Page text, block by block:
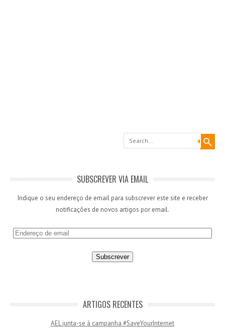
Search
SUBSCREVER VIA EMAIL
Indique o seu endereço de email para subscrever este site e receber
notificações de novos artigos por email.
E
ARTIGOS RECENTES
AEL junta-se à campanha #SaveYourInternet